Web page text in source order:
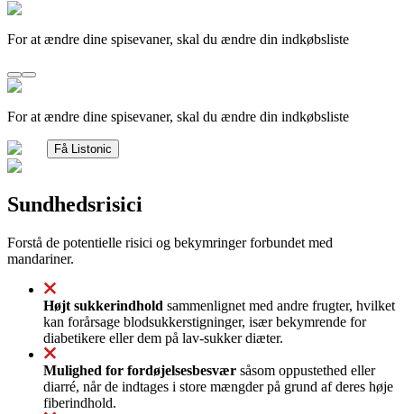
For at ændre dine spisevaner, skal du ændre din indkøbsliste
For at ændre dine spisevaner, skal du ændre din indkøbsliste
Få Listonic
Sundhedsrisici
Forstå de potentielle risici og bekymringer forbundet med
mandariner.
Højt sukkerindhold sammenlignet med andre frugter, hvilket
kan forårsage blodsukkerstigninger, især bekymrende for
diabetikere eller dem på lav-sukker diæter.
Mulighed for fordøjelsesbesvær såsom oppustethed eller
diarré, når de indtages i store mængder på grund af deres høje
fiberindhold.